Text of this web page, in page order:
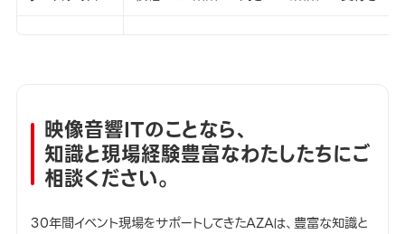
映像音響ITのことなら、
知識と現場経験豊富なわたしたちにご
相談ください。
30年間イベント現場をサポートしてきたAZAは、豊富な知識と